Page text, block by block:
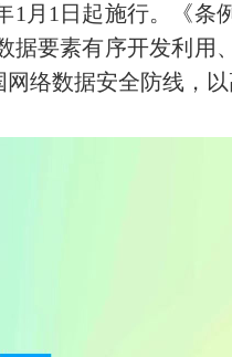
1日起施行。《条
要素有序开发利用
络数据安全防线，以